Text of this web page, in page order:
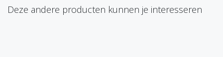
Deze andere producten kunnen je interesseren